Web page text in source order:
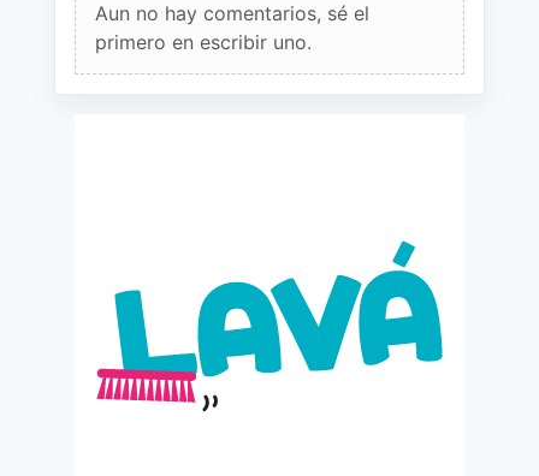
Aun no hay comentarios, sé el
primero en escribir uno.